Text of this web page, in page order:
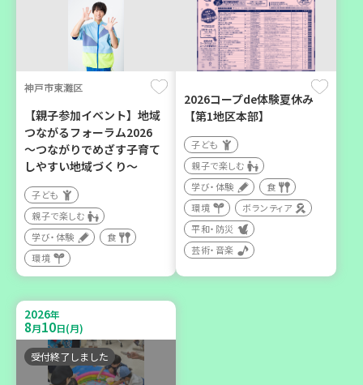
神戸市兵庫区
【第3地区本部】「ふれあい
喫茶つどい」気軽に集う居
場所（第1月曜日に開催）
ボランティア
カフェ・つどい場
「フードドライブ」集中受
け付け！
2026年
9月16日(水)
神戸市兵庫区
【第3地区本部】ほっとひと
いき 親子でゆったりタイ
ム♪(毎月開催予定)
神戸市東灘区
【親子参加イベント】地域
つながるフォーラム2026
～つながりでめざす子育て
しやすい地域づくり～
子ども
親子で楽しむ
学び・体験
食
環境
2026コープde体験夏休み
【第1地区本部】
子ども
親子で楽しむ
学び・体験
食
環境
ボランティア
平和・防災
芸術・音楽
2026年
8月10日(月)
受付終了しました